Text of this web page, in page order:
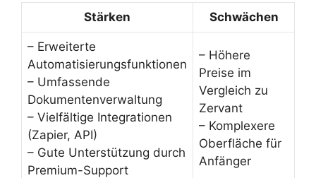
Stärken Schwächen
– Erweiterte
Automatisierungsfunktionen
– Umfassende
Dokumentenverwaltung
– Vielfältige Integrationen
(Zapier, API)
– Gute Unterstützung durch
Premium-Support
– Höhere
Preise im
Vergleich zu
Zervant
– Komplexere
Oberfläche für
Anfänger